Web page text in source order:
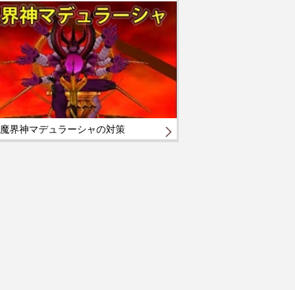
魔界神マデュラーシャの対策